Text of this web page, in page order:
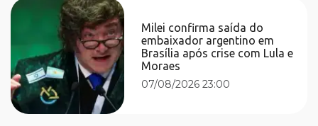
Milei confirma saída do
embaixador argentino em
Brasília após crise com Lula e
Moraes
07/08/2026 23:00